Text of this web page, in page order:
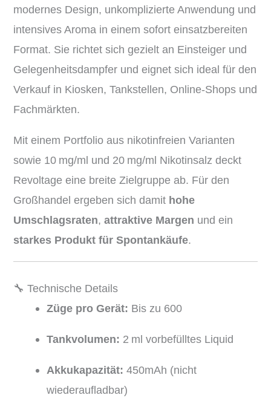
modernes Design, unkomplizierte Anwendung und
intensives Aroma in einem sofort einsatzbereiten
Format. Sie richtet sich gezielt an Einsteiger und
Gelegenheitsdampfer und eignet sich ideal für den
Verkauf in Kiosken, Tankstellen, Online-Shops und
Fachmärkten.
Mit einem Portfolio aus nikotinfreien Varianten
sowie 10 mg/ml und 20 mg/ml Nikotinsalz deckt
Revoltage eine breite Zielgruppe ab. Für den
Großhandel ergeben sich damit hohe
Umschlagsraten,attraktive Margen und ein
starkes Produkt für Spontankäufe.
🔧 Technische Details
Züge pro Gerät: Bis zu 600
Tankvolumen: 2 ml vorbefülltes Liquid
Akkukapazität: 450mAh (nicht
wiederaufladbar)